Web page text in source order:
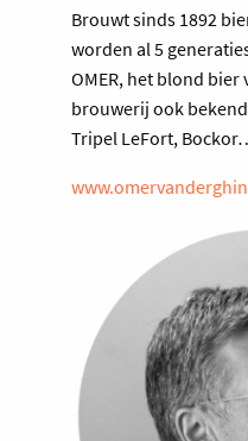
Brouwt sinds 1892
worden al 5
OMER, het blond bier
brouwerij ook
Tripel LeFort,